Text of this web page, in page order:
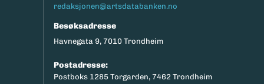
redaksjonen@artsdatabanken.no
Besøksadresse
Havnegata 9, 7010 Trondheim
Postadresse:
Postboks 1285 Torgarden, 7462 Trondheim